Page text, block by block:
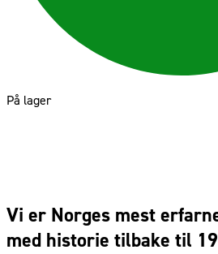
På lager
Vi er Norges mest
med historie tilbake til